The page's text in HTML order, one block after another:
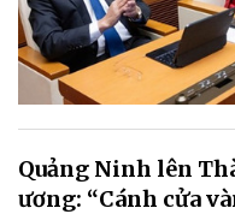
Quảng Ninh lên
ương: “Cánh cửa